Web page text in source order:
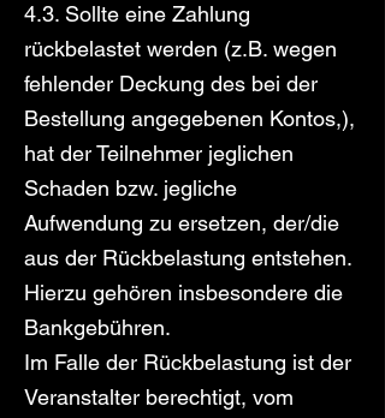
4.3. Sollte eine Zahlung
rückbelastet werden (z.B. wegen
fehlender Deckung des bei der
Bestellung angegebenen Kontos,),
hat der Teilnehmer jeglichen
Schaden bzw. jegliche
Aufwendung zu ersetzen, der/die
aus der Rückbelastung entstehen.
Hierzu gehören insbesondere die
Bankgebühren.
Im Falle der Rückbelastung ist der
Veranstalter berechtigt, vom